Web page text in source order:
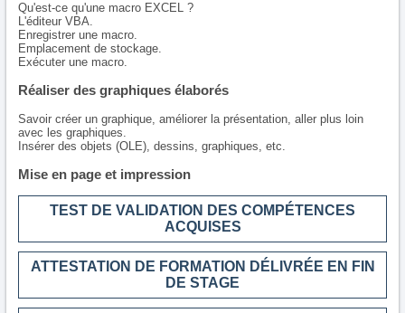
Qu'est-ce qu'une macro EXCEL ?
L'éditeur VBA.
Enregistrer une macro.
Emplacement de stockage.
Exécuter une macro.
Réaliser des graphiques élaborés
Savoir créer un graphique, améliorer la présentation, aller plus loin
avec les graphiques.
Insérer des objets (OLE), dessins, graphiques, etc.
Mise en page et impression
TEST DE VALIDATION DES COMPÉTENCES
ACQUISES
ATTESTATION DE FORMATION DÉLIVRÉE EN FIN
DE STAGE